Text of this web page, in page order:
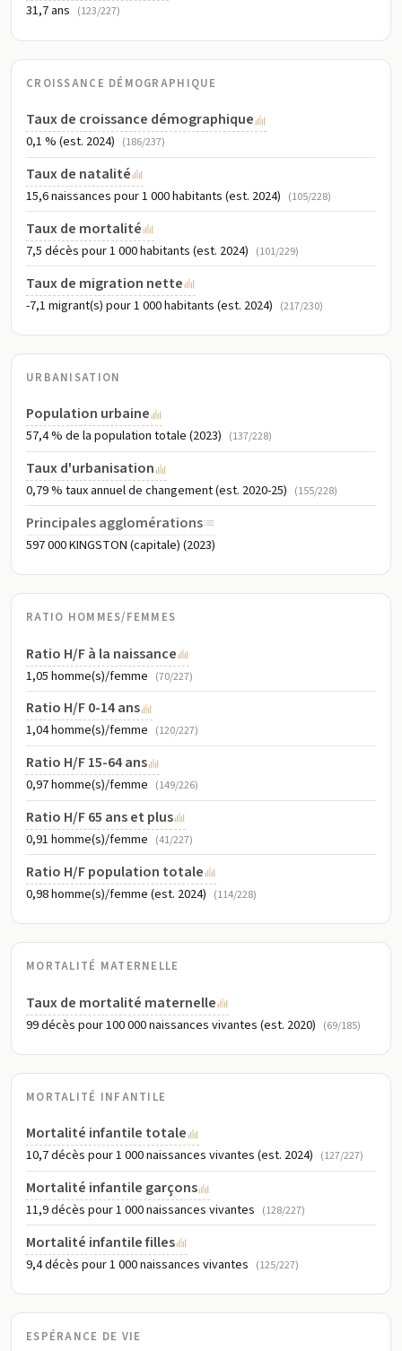
31,7 ans (123/227)
CROISSANCE DÉMOGRAPHIQUE
Taux de croissance démographique
0,1 % (est. 2024) (186/237)
Taux de natalité
15,6 naissances pour 1 000 habitants (est. 2024) (105/228)
Taux de mortalité
7,5 décès pour 1 000 habitants (est. 2024) (101/229)
Taux de migration nette
-7,1 migrant(s) pour 1 000 habitants (est. 2024) (217/230)
URBANISATION
Population urbaine
57,4 % de la population totale (2023) (137/228)
Taux d'urbanisation
0,79 % taux annuel de changement (est. 2020-25) (155/228)
Principales agglomérations
597 000 KINGSTON (capitale) (2023)
RATIO HOMMES/FEMMES
Ratio H/F à la naissance
1,05 homme(s)/femme (70/227)
Ratio H/F 0-14 ans
1,04 homme(s)/femme (120/227)
Ratio H/F 15-64 ans
0,97 homme(s)/femme (149/226)
Ratio H/F 65 ans et plus
0,91 homme(s)/femme (41/227)
Ratio H/F population totale
0,98 homme(s)/femme (est. 2024) (114/228)
MORTALITÉ MATERNELLE
Taux de mortalité maternelle
99 décès pour 100 000 naissances vivantes (est. 2020) (69/185)
MORTALITÉ INFANTILE
Mortalité infantile totale
10,7 décès pour 1 000 naissances vivantes (est. 2024) (127/227)
Mortalité infantile garçons
11,9 décès pour 1 000 naissances vivantes (128/227)
Mortalité infantile filles
9,4 décès pour 1 000 naissances vivantes (125/227)
ESPÉRANCE DE VIE